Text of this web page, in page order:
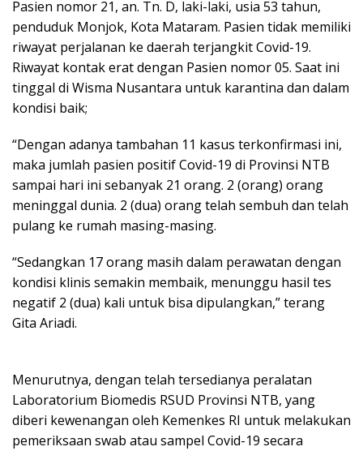
Pasien nomor 21, an. Tn. D, laki-laki, usia 53 tahun,
penduduk Monjok, Kota Mataram. Pasien tidak memiliki
riwayat perjalanan ke daerah terjangkit Covid-19.
Riwayat kontak erat dengan Pasien nomor 05. Saat ini
tinggal di Wisma Nusantara untuk karantina dan dalam
kondisi baik;
“Dengan adanya tambahan 11 kasus terkonfirmasi ini,
maka jumlah pasien positif Covid-19 di Provinsi NTB
sampai hari ini sebanyak 21 orang. 2 (orang) orang
meninggal dunia. 2 (dua) orang telah sembuh dan telah
pulang ke rumah masing-masing.
“Sedangkan 17 orang masih dalam perawatan dengan
kondisi klinis semakin membaik, menunggu hasil tes
negatif 2 (dua) kali untuk bisa dipulangkan,” terang
Gita Ariadi.
Menurutnya, dengan telah tersedianya peralatan
Laboratorium Biomedis RSUD Provinsi NTB, yang
diberi kewenangan oleh Kemenkes RI untuk melakukan
pemeriksaan swab atau sampel Covid-19 secara